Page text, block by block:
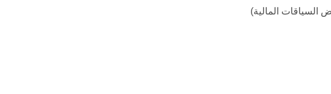
السياقات المالية)